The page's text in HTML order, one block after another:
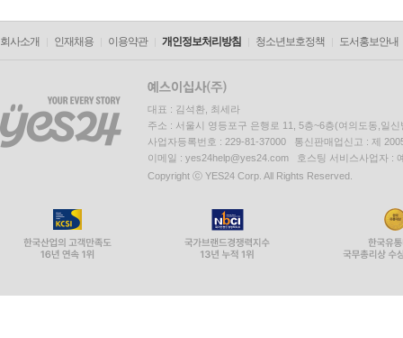
회사소개 인재채용 이용약관 개인정보처리방침 청소년보호정책 도서홍보안내
대표 : 김석환, 최세라
주소 : 서울시 영등포구 은행로 11, 5층~6층(여의도동,일신
사업자등록번호 : 229-81-37000 통신판매업신고 : 제
이메일 : yes24help@yes24.com 호스팅 서비스사업자 :
Copyright ⓒ YES24 Corp. All Rights Reserved.